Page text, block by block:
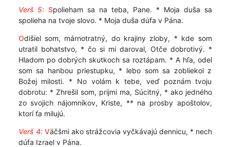
Verš 5:Spolieham sa na teba, Pane. * Moja duša sa
spolieha na tvoje slovo. * Moja duša dúfa v Pána.
Odišiel som, márnotratný, do krajiny zloby, * kde som
utratil bohatstvo, * čo si mi daroval, Otče dobrotivý. *
Hladom po dobrých skutkoch sa roztápam. * A hľa, odel
som sa hanbou priestupku, * lebo som sa zobliekol z
Božej milosti. * No volám k tebe, veď poznám tvoju
dobrotu: * Zhrešil som, prijmi ma, Súcitný, * ako jedného
zo svojich nájomníkov, Kriste, ** na prosby apoštolov,
ktorí ťa milujú.
Verš 4: Väčšmi ako strážcovia vyčkávajú dennicu, * nech
dúfa Izrael v Pána.